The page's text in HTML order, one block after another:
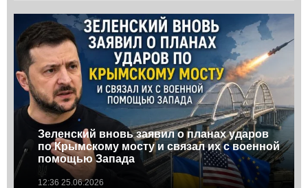
Зеленский вновь заявил о планах ударов
по Крымскому мосту и связал их с военной
помощью Запада
12:36 25.06.2026